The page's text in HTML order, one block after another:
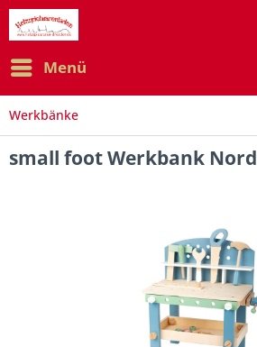
Menü
Werkbänke
small foot Werkbank